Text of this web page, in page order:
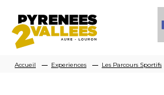
contenu
principal
Fil
Accueil Experiences Les Parcours Sportifs